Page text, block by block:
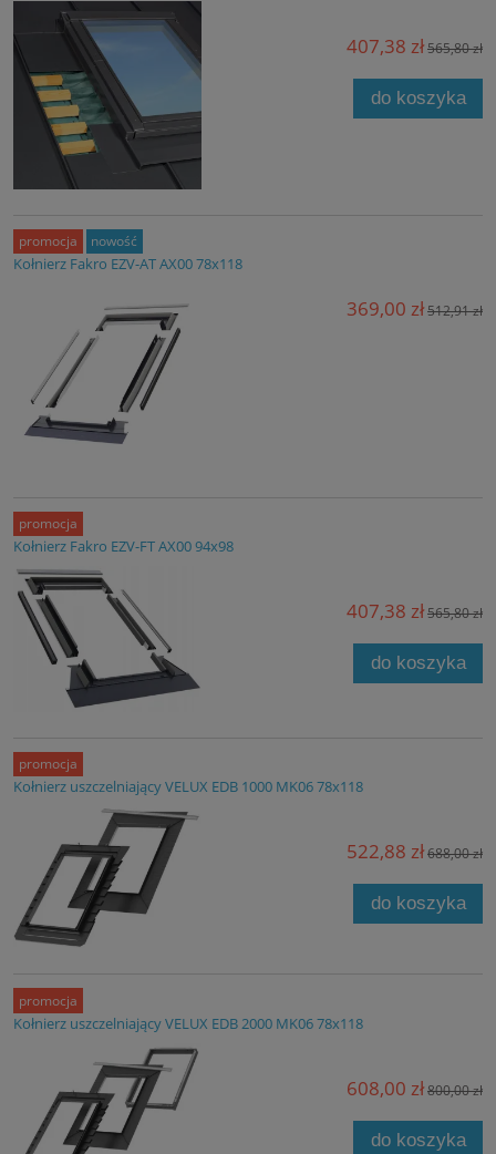
407,38 zł565,80 zł
do koszyka
Kołnierz Fakro EZV-AT AX00 78x118
369,00 zł512,91 zł
promocja nowość
Kołnierz Fakro EZV-FT AX00 94x98
407,38 zł565,80 zł
do koszyka
promocja
Kołnierz uszczelniający VELUX EDB 1000 MK06 78x118
522,88 zł688,00 zł
do koszyka
promocja
Kołnierz uszczelniający VELUX EDB 2000 MK06 78x118
608,00 zł800,00 zł
do koszyka
promocja